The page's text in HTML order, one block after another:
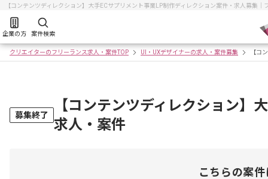
【コンテンツディレクション】大手ECサプリメント事業LP制作ディレクション案件・求人募集
企業の方 案件検索
クリエイターのフリーランス求人・案件TOP UI・UXデザイナーの求人・案件募集 【コ
募集終了
【コンテンツディレクション】
求人・案件
こちらの案